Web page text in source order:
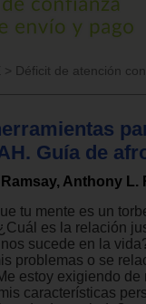
> Déficit de atención
Guía de
Anthony L.
tu mente es un
es la relación
sucede en la
problemas o se
estoy exigiendo de
características